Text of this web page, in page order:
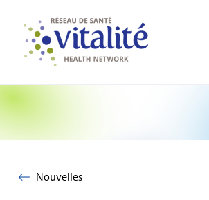
Nouvelles